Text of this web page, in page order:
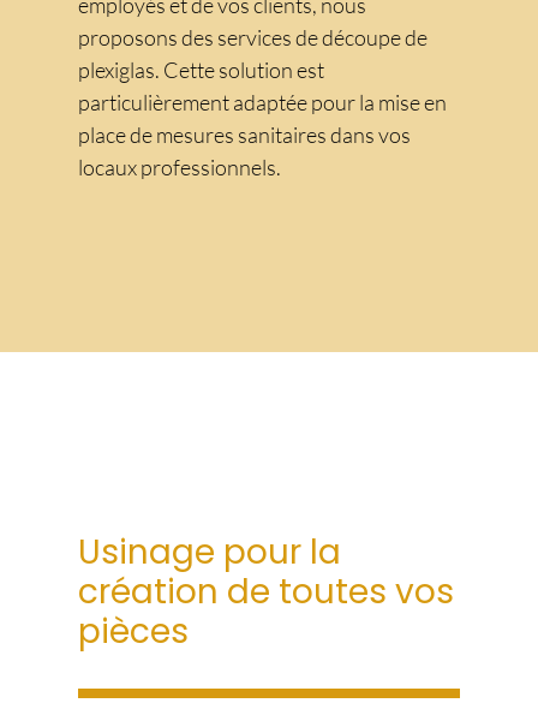
employés et de vos clients, nous
proposons des services de découpe de
plexiglas. Cette solution est
particulièrement adaptée pour la mise en
place de mesures sanitaires dans vos
locaux professionnels.
Usinage pour la
création de toutes vos
pièces